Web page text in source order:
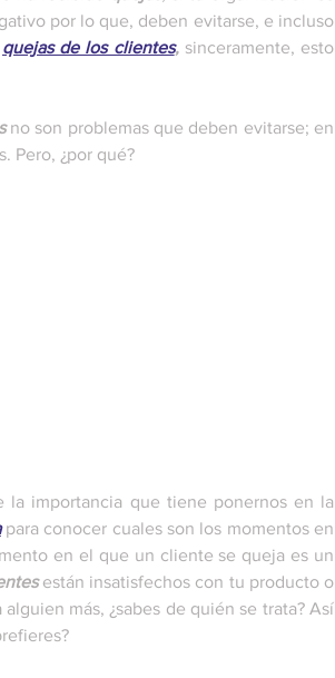
por lo que, deben evitarse, e incluso
quejas de los clientes, sinceramente, esto
no son problemas que deben evitarse; en
Pero, ¿por qué?
la importancia que tiene ponernos en la
para conocer cuales son los momentos en
en el que un cliente se queja es un
están insatisfechos con tu producto o
más, ¿sabes de quién se trata? Así